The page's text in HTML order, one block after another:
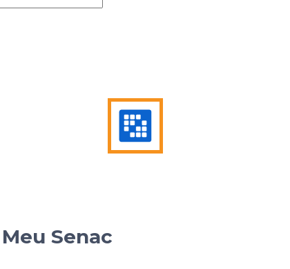
Meu Senac